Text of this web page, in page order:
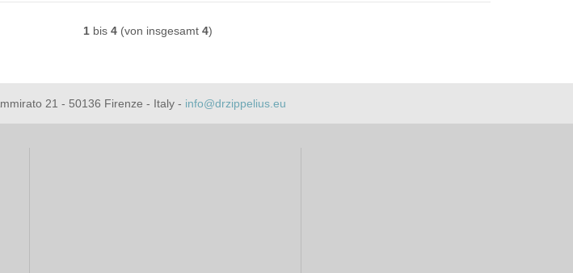
1 bis4 (von insgesamt4)
21 - 50136 Firenze - Italy - info@drzippelius.eu